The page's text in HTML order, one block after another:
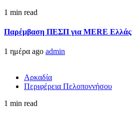
1 min read
Παρέμβαση ΠΕΣΠ για MERE Ελλάς
1 ημέρα ago admin
Αρκαδία
Περιφέρεια Πελοποννήσου
1 min read